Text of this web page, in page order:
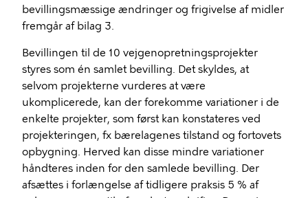
bevillingsmæssige ændringer og frigivelse af midler
fremgår af bilag 3.
Bevillingen til de 10 vejgenopretningsprojekter
styres som én samlet bevilling. Det skyldes, at
selvom projekterne vurderes at være
ukomplicerede, kan der forekomme variationer i de
enkelte projekter, som først kan konstateres ved
projekteringen, fx bærelagenes tilstand og fortovets
opbygning. Herved kan disse mindre variationer
håndteres inden for den samlede bevilling. Der
afsættes i forlængelse af tidligere praksis 5 % af